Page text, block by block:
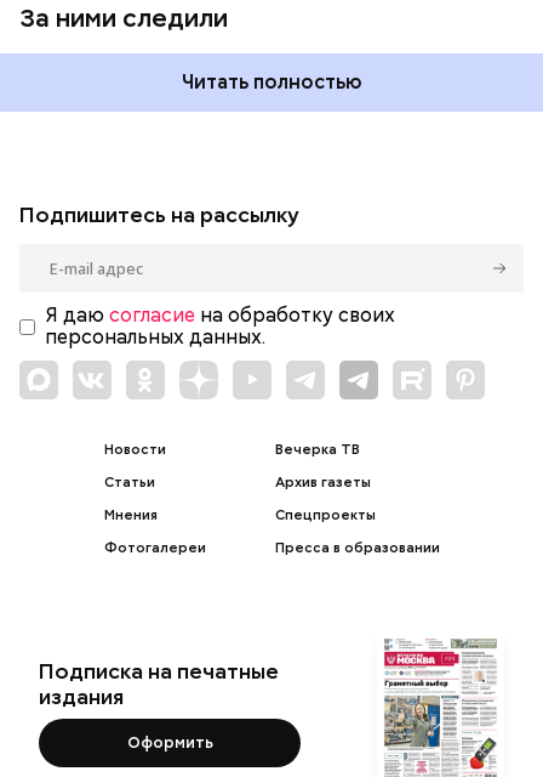
За ними следили
Читать полностью
Подпишитесь на рассылку
Я даю согласие на обработку своих
персональных данных.
Новости
Статьи
Мнения
Фотогалереи
Вечерка ТВ
Архив газеты
Спецпроекты
Пресса в образовании
Подписка на печатные
издания
Оформить